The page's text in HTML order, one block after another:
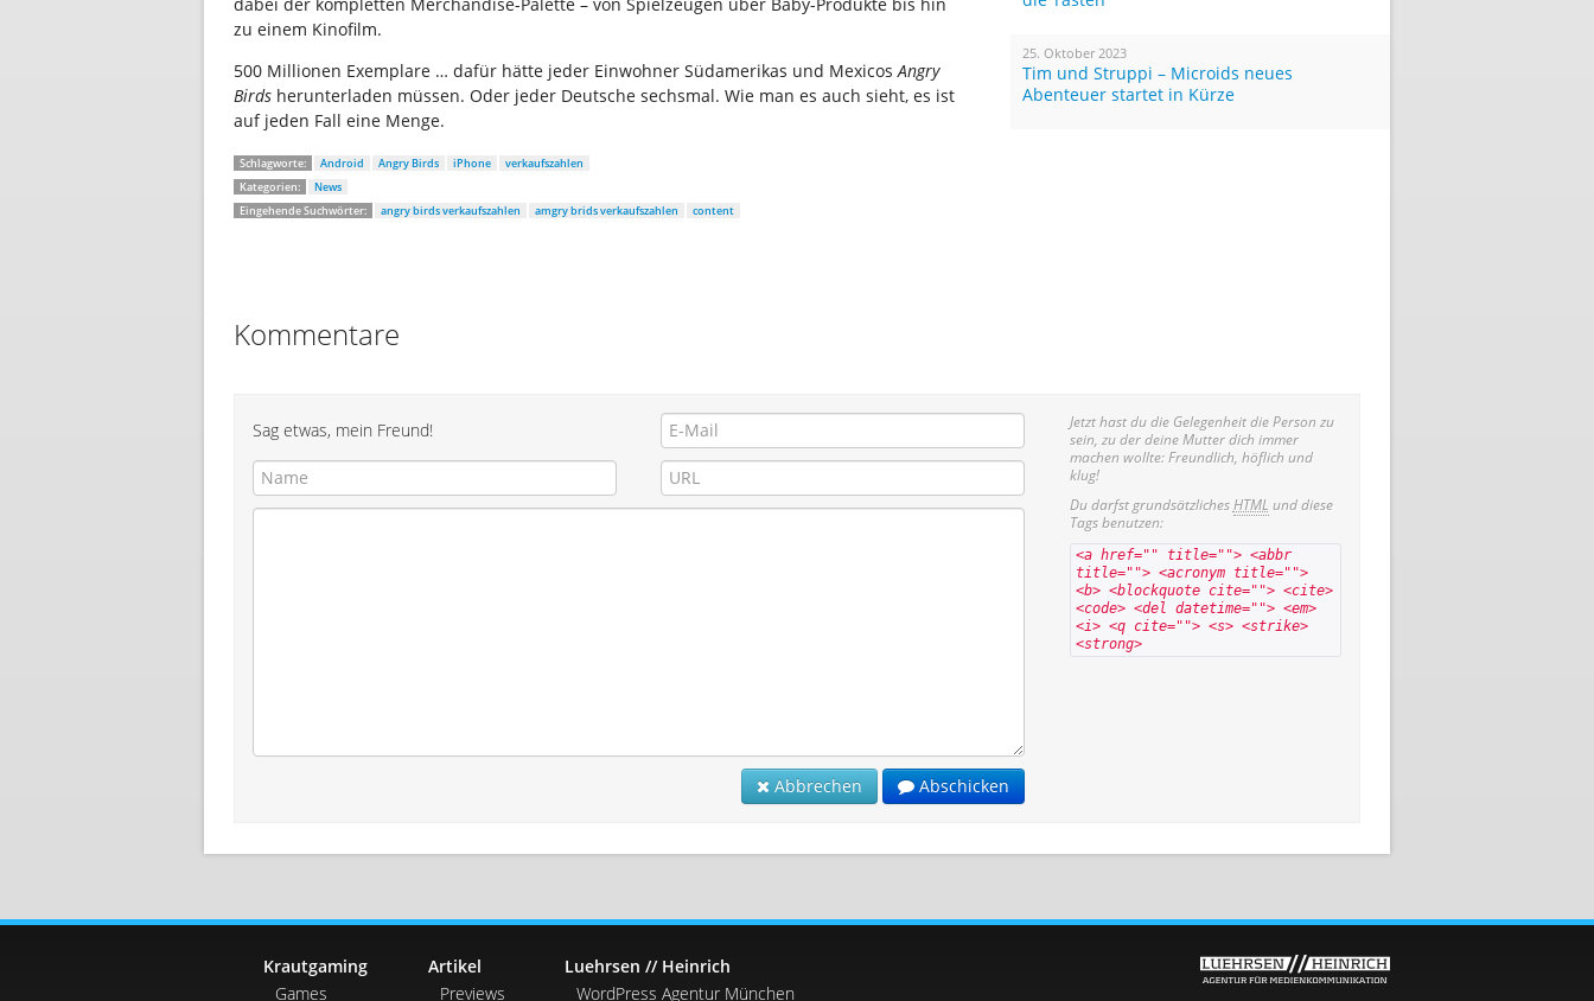
zu einem Kinofilm.
500 Millionen Exemplare … dafür hätte jeder Einwohner Südamerikas und MexicosAngry
Birds herunterladen müssen. Oder jeder Deutsche sechsmal. Wie man es auch sieht, es ist
auf jeden Fall eine Menge.
Schlagworte: Android Angry Birds iPhone
verkaufszahlen
Kategorien:
News
Eingehende Suchwörter:
angry birds verkaufszahlen amgry brids verkaufszahlen content
25. Oktober 2023
Tim und Struppi – Microids neues
Abenteuer startet in Kürze
Kommentare
Sag etwas, mein Freund!
Abbrechen Abschicken
Jetzt hast du die Gelegenheit die Person zu
sein, zu der deine Mutter dich immer
machen wollte: Freundlich, höflich und
klug!
Du darfst grundsätzlichesHTML und diese
Tags benutzen:
<a href="" title=""> <abbr
title=""> <acronym title="">
<b> <blockquote cite=""> <cite>
<code> <del datetime=""> <em>
<i> <q cite=""> <s> <strike>
<strong>
Krautgaming
Games
Artikel
Previews
Luehrsen // Heinrich
WordPress Agentur München